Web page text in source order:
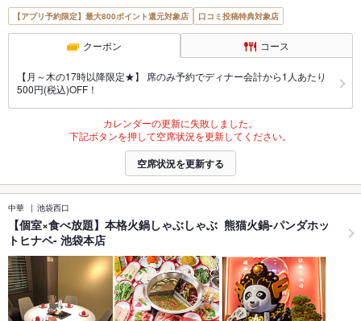
【アプリ予約限定】最大800ポイント還元対象店 口コミ投稿特典対象店
クーポン コース
【月～木の17時以降限定★】 席のみ予約でディナー会計から1人あたり
500円(税込)OFF！
カレンダーの更新に失敗しました。
下記ボタンを押して空席状況を更新してください。
空席状況を更新する
中華 池袋西口
【個室×食べ放題】本格火鍋しゃぶしゃぶ 熊猫火鍋-パンダホッ
トヒナベ- 池袋本店